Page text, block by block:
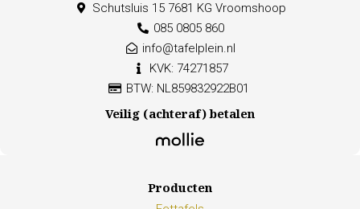
Schutsluis 15 7681 KG Vroomshoop
085 0805 860
info@tafelplein.nl
KVK: 74271857
BTW: NL859832922B01
Veilig (achteraf) betalen
Producten